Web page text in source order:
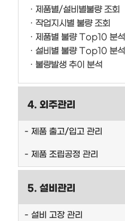
제품별/설비별불량 조회
작업지시별 불량 조회
제품별 불량 Top10 분석
설비별 불량 Top10 분석
불량발생 추이 분석
4. 외주관리
제품 출고/입고 관리
제품 조립공정 관리
5. 설비관리
설비 고장 관리